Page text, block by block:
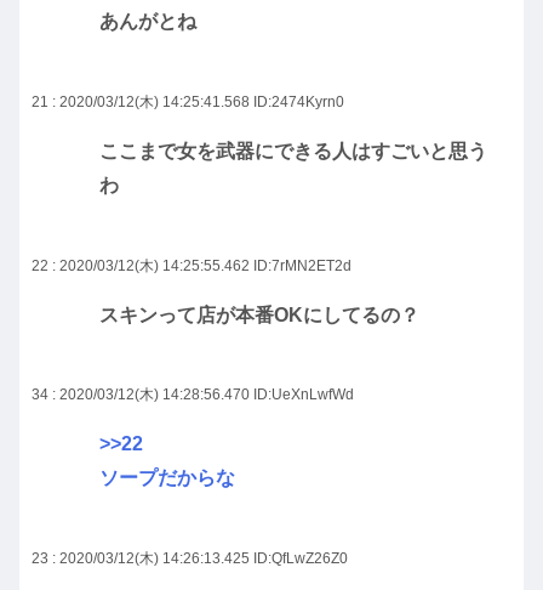
あんがとね
21 : 2020/03/12(木) 14:25:41.568 ID:2474Kyrn0
ここまで女を武器にできる人はすごいと思う
わ
22 : 2020/03/12(木) 14:25:55.462 ID:7rMN2ET2d
スキンって店が本番OKにしてるの？
34 : 2020/03/12(木) 14:28:56.470 ID:UeXnLwfWd
>>22
ソープだからな
23 : 2020/03/12(木) 14:26:13.425 ID:QfLwZ26Z0